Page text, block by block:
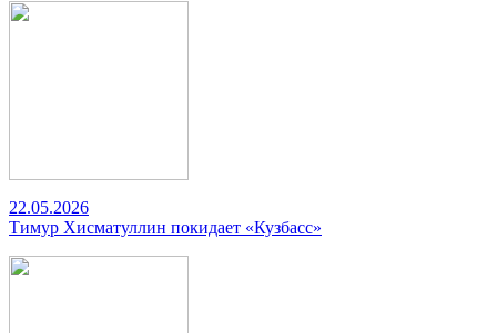
22.05.2026
Тимур Хисматуллин покидает «Кузбасс»